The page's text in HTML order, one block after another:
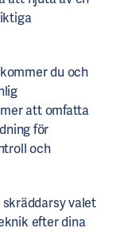
du och
att omfatta
för
och
valet
efter dina